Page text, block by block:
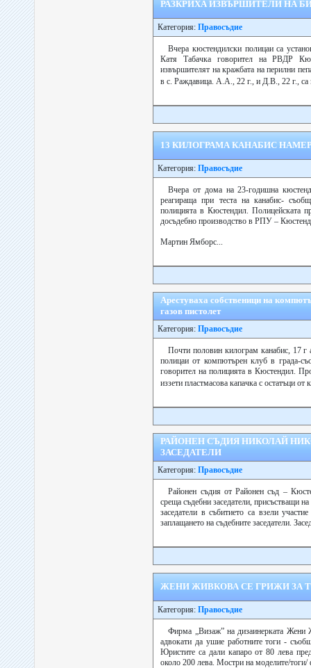
РАЗКРИХА ИЗВЪРШИТЕЛИ НА
Категория: Правосъдие
Вчера кюстендилски полицаи са
Катя Табачка говорител на РВДР
извършителят на кражбата на перилни
в с. Раждавица. А.А., 22 г., и Д.В., 22 г.,
13 КИЛОГРАМА КАНАБИС
Категория: Правосъдие
Вчера от дома на 23-годишна
реагираща при теста на канабис-
полицията в Кюстендил. Полицейската
досъдебно производство в РПУ –
Мартин Ямборс...
Арестуваха собственици на
газов пистолет
Категория: Правосъдие
Почти половин килограм канабис, 17 г
полицаи от компютърен клуб в града-
говорител на полицията в Кюстендил.
иззети пластмасова капачка с остатъци
РАЙОНЕН СЪДИЯ НИКОЛАЙ
ЗАСЕДАТЕЛИ
Категория: Правосъдие
Районен съдия от Районен съд –
среща съдебни заседатели, присъстващи
заседатели в събитието са взели
заплащането на съдебните заседатели.
ЖЕНИ ЖИВКОВА СЕ ГРИЖИ ЗА
Категория: Правосъдие
Фирма „Визаж” на дизаинерката Жени
адвокати да ушие работните тоги -
Юристите са дали капаро от 80 лева
около 200 лева. Мостри на моделите/тоги/